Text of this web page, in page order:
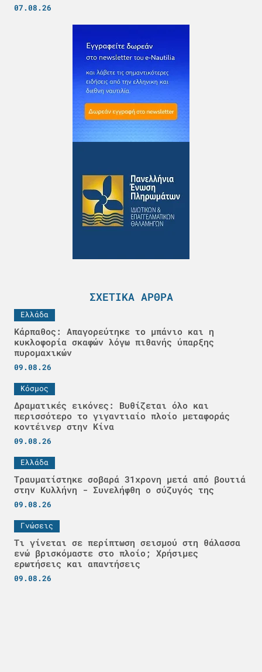
07.08.26
ΣΧΕΤΙΚΆ ΆΡΘΡΑ
Ελλάδα
Κάρπαθος: Απαγορεύτηκε το μπάνιο και η
κυκλοφορία σκαφών λόγω πιθανής ύπαρξης
πυρομαχικών
09.08.26
Κόσμος
Δραματικές εικόνες: Βυθίζεται όλο και
περισσότερο το γιγαντιαίο πλοίο μεταφοράς
κοντέινερ στην Κίνα
09.08.26
Ελλάδα
Τραυματίστηκε σοβαρά 31χρονη μετά από βουτιά
στην Κυλλήνη - Συνελήφθη ο σύζυγός της
09.08.26
Γνώσεις
Τι γίνεται σε περίπτωση σεισμού στη θάλασσα
ενώ βρισκόμαστε στο πλοίο; Χρήσιμες
ερωτήσεις και απαντήσεις
09.08.26